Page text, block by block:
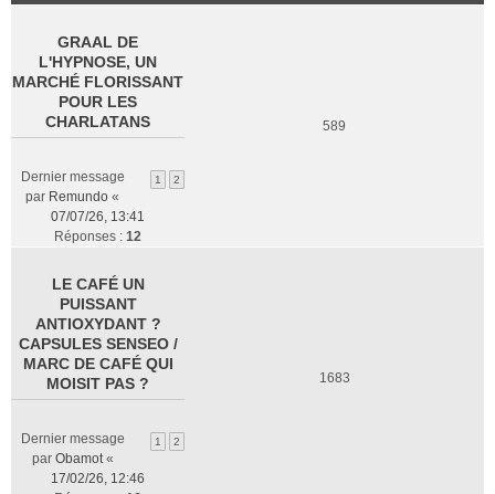
GRAAL DE
L'HYPNOSE, UN
MARCHÉ FLORISSANT
POUR LES
CHARLATANS
1 2
Dernier message
par Remundo «
07/07/26, 13:41
Réponses : 12
589
LE CAFÉ UN
PUISSANT
ANTIOXYDANT ?
CAPSULES SENSEO /
MARC DE CAFÉ QUI
MOISIT PAS ?
1 2
Dernier message
par Obamot«
17/02/26, 12:46
1683